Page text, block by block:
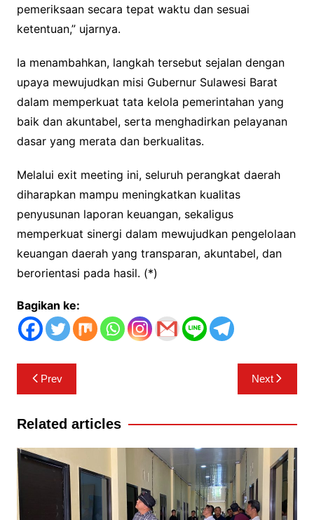
pemeriksaan secara tepat waktu dan sesuai
ketentuan,” ujarnya.
Ia menambahkan, langkah tersebut sejalan dengan
upaya mewujudkan misi Gubernur Sulawesi Barat
dalam memperkuat tata kelola pemerintahan yang
baik dan akuntabel, serta menghadirkan pelayanan
dasar yang merata dan berkualitas.
Melalui exit meeting ini, seluruh perangkat daerah
diharapkan mampu meningkatkan kualitas
penyusunan laporan keuangan, sekaligus
memperkuat sinergi dalam mewujudkan pengelolaan
keuangan daerah yang transparan, akuntabel, dan
berorientasi pada hasil. (*)
Bagikan ke:
Navigasi
pos
Prev Next
Related articles